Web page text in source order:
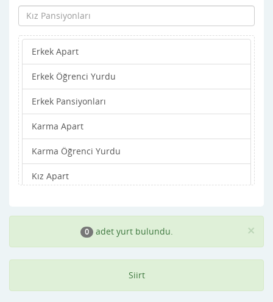
Erkek Apart
Erkek Öğrenci Yurdu
Erkek Pansiyonları
Karma Apart
Karma Öğrenci Yurdu
Kız Apart
Kız Pansiyonları ×
0 adet yurt bulundu.
Siirt